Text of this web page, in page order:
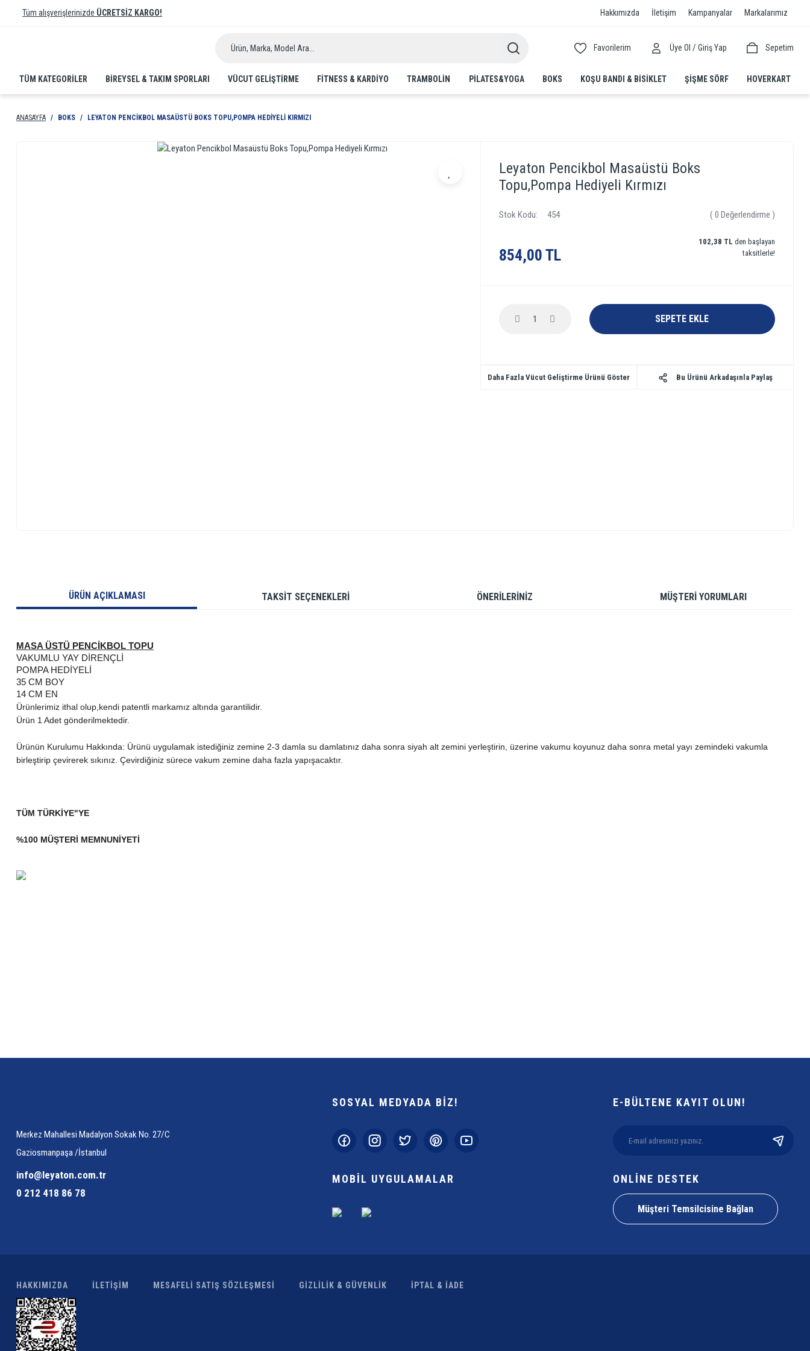
Tüm alışverişlerinizde ÜCRETSİZ KARGO! Hakkımızda İletişim Kampanyalar Markalarımız
Favorilerim Üye Ol / Giriş Yap Sepetim
TÜM KATEGORİLER BIREYSEL & TAKIM SPORLARI VÜCUT GELIŞTIRME FITNESS & KARDIYO TRAMBOLIN PILATES&YOGA BOKS KOŞU BANDI & BISIKLET ŞIŞME SÖRF HOVERKART
ANASAYFA BOKS LEYATON PENCIKBOL MASAÜSTÜ BOKS TOPU,POMPA HEDIYELI KIRMIZI
Leyaton Pencikbol Masaüstü Boks
Topu,Pompa Hediyeli Kırmızı
Stok Kodu 454 ( 0 Değerlendirme )
854,00 TL
102,38 TL den başlayan
taksitlerle!
SEPETE EKLE
Daha Fazla Vücut Geliştirme Ürünü Göster Bu Ürünü Arkadaşınla Paylaş
ÜRÜN AÇIKLAMASI TAKSİT SEÇENEKLERİ ÖNERİLERİNİZ MÜŞTERİ YORUMLARI
MASA ÜSTÜ PENCİKBOL TOPU
VAKUMLU YAY DİRENÇLİ
POMPA HEDİYELİ
35 CM BOY
14 CM EN
Ürünlerimiz ithal olup,kendi patentli markamız altında garantilidir.
Ürün 1 Adet gönderilmektedir.
Ürünün Kurulumu Hakkında: Ürünü uygulamak istediğiniz zemine 2-3 damla su damlatınız daha sonra siyah alt zemini yerleştirin, üzerine vakumu koyunuz daha sonra metal yayı zemindeki vakumla
birleştirip çevirerek sıkınız. Çevirdiğiniz sürece vakum zemine daha fazla yapışacaktır.
TÜM TÜRKİYE"YE
%100 MÜŞTERİ MEMNUNİYETİ
Gönder
Merkez Mahallesi Madalyon Sokak No. 27/C
Gaziosmanpaşa /İstanbul
info@leyaton.com.tr
0 212 418 86 78
SOSYAL MEDYADA BİZ!
MOBİL UYGULAMALAR
E-BÜLTENE KAYIT OLUN!
ONLİNE DESTEK
Müşteri Temsilcisine Bağlan
HAKKIMIZDA İLETİŞİM MESAFELİ SATIŞ SÖZLEŞMESİ GİZLİLİK & GÜVENLİK İPTAL & İADE